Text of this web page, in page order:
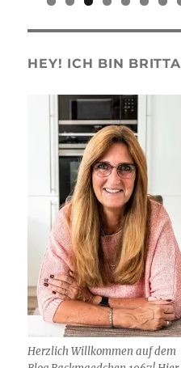
HEY! ICH BIN BRITTA
Herzlich Willkommen auf dem